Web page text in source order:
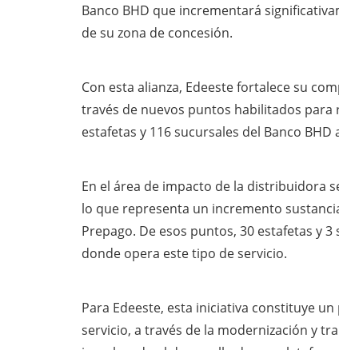
Banco BHD que incrementará
de su zona de concesión.
Con esta alianza, Edeeste fortalece su
través de nuevos puntos habilitados para
estafetas y 116 sucursales del Banco BHD
En el área de impacto de la distribuidora
lo que representa un incremento
Prepago. De esos puntos, 30 estafetas y
donde opera este tipo de servicio.
Para Edeeste, esta iniciativa constituye
servicio, a través de la modernización y